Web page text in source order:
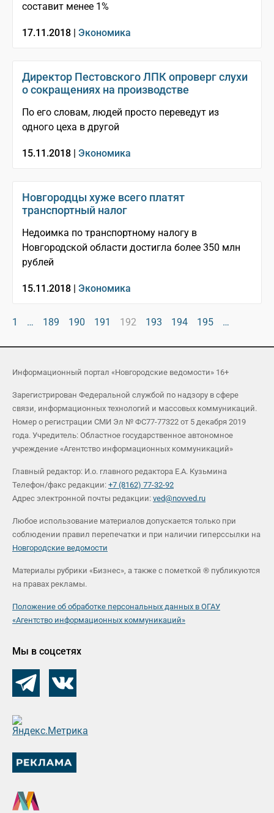
составит менее 1%
17.11.2018 | Экономика
Директор Пестовского ЛПК опроверг слухи
о сокращениях на производстве
По его словам, людей просто переведут из
одного цеха в другой
15.11.2018 | Экономика
Новгородцы хуже всего платят
транспортный налог
Недоимка по транспортному налогу в
Новгородской области достигла более 350 млн
рублей
15.11.2018 | Экономика
1 … 189 190 191 192 193 194 195 …
Информационный портал «Новгородские ведомости» 16+
Зарегистрирован Федеральной службой по надзору в сфере
связи, информационных технологий и массовых коммуникаций.
Номер о регистрации СМИ Эл № ФС77-77322 от 5 декабря 2019
года. Учредитель: Областное государственное автономное
учреждение «Агентство информационных коммуникаций»
Главный редактор: И.о. главного редактора Е.А. Кузьмина
Телефон/факс редакции: +7 (8162) 77-32-92
Адрес электронной почты редакции: ved@novved.ru
Любое использование материалов допускается только при
соблюдении правил перепечатки и при наличии гиперссылки на
Новгородские ведомости
Материалы рубрики «Бизнес», а также с пометкой ® публикуются
на правах рекламы.
Положение об обработке персональных данных в ОГАУ
«Агентство информационных коммуникаций»
Мы в соцсетях